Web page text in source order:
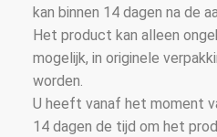
kan binnen 14 dagen na de
Het product kan alleen
mogelijk, in originele
worden.
U heeft vanaf het moment
14 dagen de tijd om het